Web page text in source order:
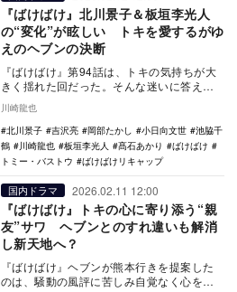
『ばけばけ』北川景子＆板垣李光人
の“変化”が眩しい トキを愛するがゆ
えのヘブンの決断
『ばけばけ』第94話は、トキの気持ちが大
きく揺れた回だった。そんな迷いに答えを
三之丞のもと…
川崎龍也
北川景子
吉沢亮 岡部たかし 小日向文世
池脇千
鶴
川崎龍也 板垣李光人 髙石あかり
ばけばけ
トミー・バストウ
ばけばけリキャップ
国内ドラマ 2026.02.11 12:00
『ばけばけ』トキの心に寄り添う“親
友”サワ ヘブンとのすれ違いも解消
し新天地へ？
『ばけばけ』ヘブンが熊本行きを提案した
のは、騒動の風評に苦しみ自覚なく心を閉